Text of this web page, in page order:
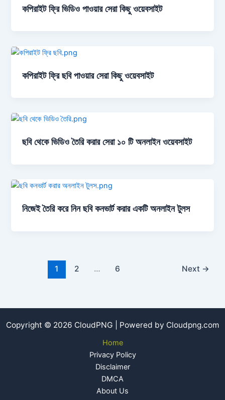
কপিরাইট ফ্রি ভিডিও পাওয়ার সেরা কিছু ওয়েবসাইট
কপিরাইট ফ্রি ছবি পাওয়ার সেরা কিছু ওয়েবসাইট
ছবি থেকে ভিডিও তৈরি করার সেরা ১০ টি অনলাইন ওয়েবসাইট
নিজেই তৈরি করে নিন ছবি কনভার্ট করার একটি অনলাইন টুলস
1 2 … 6 Next →
Copyright © 2026 CloudPNG | Powered by Cloudpng.com
Home
Privacy Policy
Disclaimer
DMCA
About Us